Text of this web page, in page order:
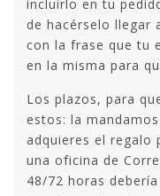
incluirlo en tu
de hacérselo llegar
con la frase que tu
en la misma para
Los plazos, para
estos: la
adquieres el regalo
una oficina de
48/72 horas